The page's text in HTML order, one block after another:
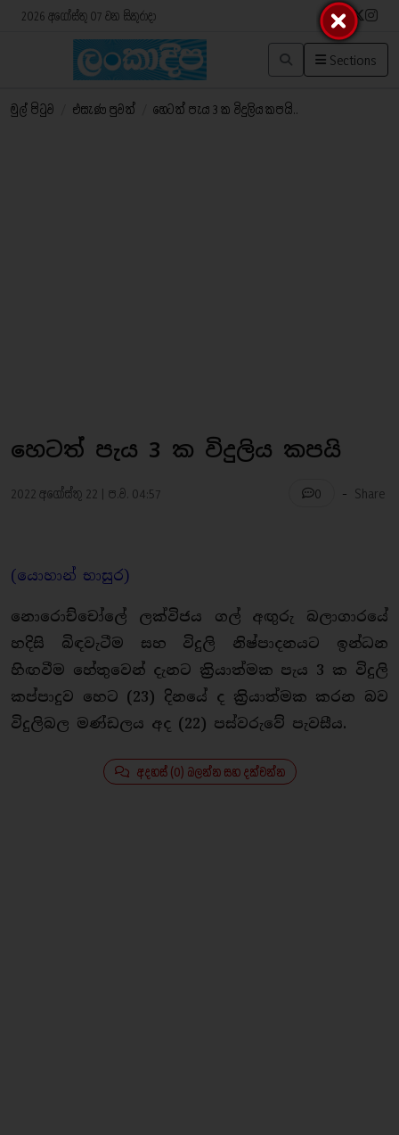
2026 අගෝස්තු 07 වන සිකුරාදා
Sections
මුල් පිටුව එසැණ පුවත් හෙටත් පැය 3 ක විදුලිය කපයි..
හෙටත් පැය 3 ක විදුලිය කපයි
2022 අගෝස්තු 22 | ප.ව. 04:57 0 - Share
(යොහාන් භාසුර)
නොරොච්චෝලේ ලක්විජය ගල් අඟුරු බලාගාරයේ
හදිසි බිඳවැටීම සහ විදුලි නිෂ්පාදනයට ඉන්ධන
හිඟවීම හේතුවෙන් දැනට ක්‍රියාත්මක පැය 3 ක විදුලි
කප්පාදුව හෙට (23) දිනයේ ද ක්‍රියාත්මක කරන බව
විදුලිබල මණ්ඩලය අද (22) පස්වරුවේ පැවසීය.
අදහස් (0) බලන්න සහ දක්වන්න